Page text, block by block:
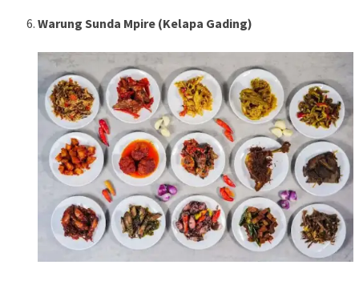
Warung Sunda Mpire (Kelapa Gading)